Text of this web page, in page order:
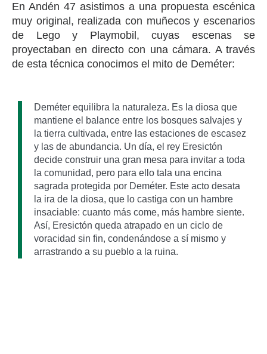
En Andén 47 asistimos a una propuesta escénica
muy original, realizada con muñecos y escenarios
de Lego y Playmobil, cuyas escenas se
proyectaban en directo con una cámara. A través
de esta técnica conocimos el mito de Deméter:
Deméter equilibra la naturaleza. Es la diosa que
mantiene el balance entre los bosques salvajes y
la tierra cultivada, entre las estaciones de escasez
y las de abundancia. Un día, el rey Eresictón
decide construir una gran mesa para invitar a toda
la comunidad, pero para ello tala una encina
sagrada protegida por Deméter. Este acto desata
la ira de la diosa, que lo castiga con un hambre
insaciable: cuanto más come, más hambre siente.
Así, Eresictón queda atrapado en un ciclo de
voracidad sin fin, condenándose a sí mismo y
arrastrando a su pueblo a la ruina.